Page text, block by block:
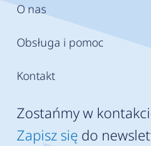
O nas
Obsługa i pomoc
Kontakt
Zostańmy w
Zapisz się do